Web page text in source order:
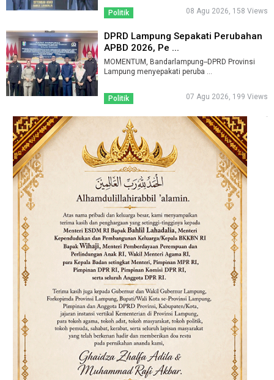
Politik 08 Agu 2026, 158 Views
DPRD Lampung Sepakati Perubahan
APBD 2026, Pe ...
MOMENTUM, Bandarlampung--DPRD Provinsi
Lampung menyepakati peruba ...
Politik 07 Agu 2026, 199 Views